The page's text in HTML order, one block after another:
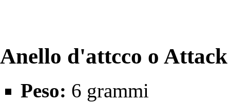
Anello d'attcco o
Peso: 6 grammi